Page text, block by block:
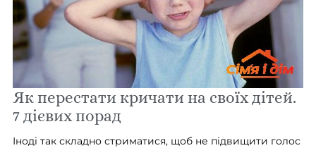
Як перестати кричати на своїх дітей.
7 дієвих порад
Іноді так складно стриматися, щоб не підвищити голос